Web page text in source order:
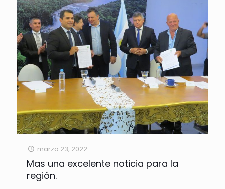
marzo 23, 2022
Mas una excelente noticia para la
región.